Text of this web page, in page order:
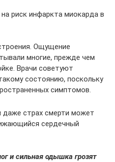
риск инфаркта миокарда в
Ощущение
многие, прежде чем
Врачи советуют
состоянию, поскольку
симптомов.
даже страх смерти может
сердечный
и сильная одышка грозят